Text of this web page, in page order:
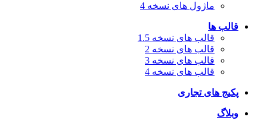
ماژول های نسخه 4
قالب ها
قالب های نسخه 1.5
قالب های نسخه 2
قالب های نسخه 3
قالب های نسخه 4
پکیج های تجاری
وبلاگ